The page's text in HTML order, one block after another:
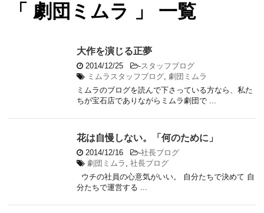
「 劇団ミムラ 」 一覧
大作を演じる正夢
2014/12/25 -スタッフブログ
ミムラスタッフブログ 劇団ミムラ
ミムラのブログを読んで下さっている方なら、私た
ちが宝石店でありながらミムラ劇団で ...
花は自慢しない。「何のために」
2014/12/16 -社長ブログ
劇団ミムラ
社長ブログ
ウチの社員の心意気がいい。 自分たちで決めて 自
分たちで運営する ...